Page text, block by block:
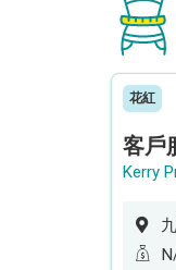
花紅
Kerry